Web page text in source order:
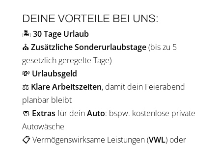
DEI­NE VOR­TEI­LE BEI UNS:
🏝️ 30 Tage Urlaub
⛪Zusätz­li­che Son­der­ur­laubs­ta­ge(bis zu 5
gesetz­lich gere­gel­te Tage)
💸 Urlaubs­geld
⚖️ Kla­re Arbeits­zei­ten, damit dein Fei­er­abend
plan­bar bleibt
🧼 Extras für deinAuto: bspw. kos­ten­lo­se pri­va­te
Auto­wä­sche
📋 Ver­mö­gens­wirk­sa­me Leis­tun­gen (VWL) oder